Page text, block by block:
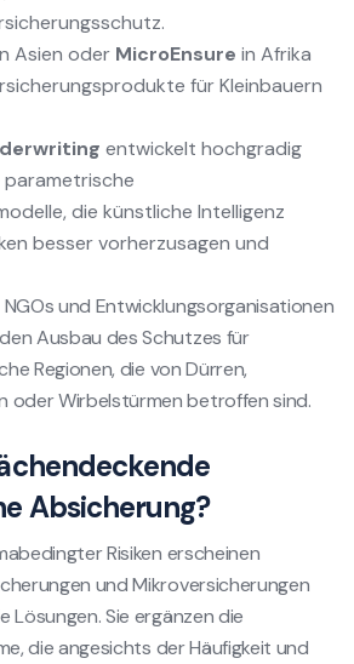
Asien oder MicroEnsure in Afrika
für Kleinbauern
entwickelt hochgradig
die künstliche Intelligenz
besser vorherzusagen und
und Entwicklungsorganisationen
Ausbau des Schutzes für
Regionen, die von Dürren,
oder Wirbelstürmen betroffen sind.
Absicherung?
Risiken erscheinen
und Mikroversicherungen
Lösungen. Sie ergänzen die
die angesichts der Häufigkeit und